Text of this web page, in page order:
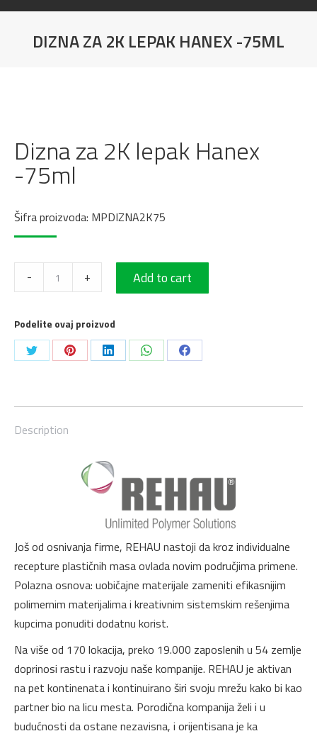
DIZNA ZA 2K LEPAK HANEX -75ML
Dizna za 2K lepak Hanex
-75ml
Šifra proizvoda: MPDIZNA2K75
za
lepak
Hanex
- + Add to cart
Podelite ovaj proizvod
Share
Twitter
Share
Pinterest
Share
LinkedIn
Share
WhatsApp
Share
Facebook
Description
Još od osnivanja firme, REHAU nastoji da kroz individualne
recepture plastičnih masa ovlada novim područjima primene.
Polazna osnova: uobičajne materijale zameniti efikasnijim
polimernim materijalima i kreativnim sistemskim rešenjima
kupcima ponuditi dodatnu korist.
Na više od 170 lokacija, preko 19.000 zaposlenih u 54 zemlje
doprinosi rastu i razvoju naše kompanije. REHAU je aktivan
na pet kontinenata i kontinuirano širi svoju mrežu kako bi kao
partner bio na licu mesta. Porodična kompanija želi i u
budućnosti da ostane nezavisna, i orijentisana je ka